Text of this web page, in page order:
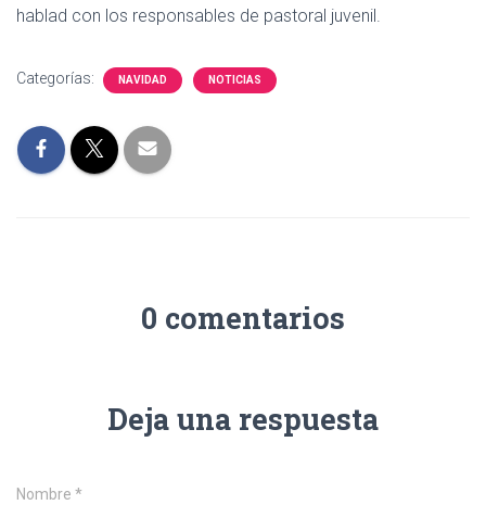
hablad con los responsables de pastoral juvenil.
Categorías: NAVIDAD NOTICIAS
0 comentarios
Deja una respuesta
Nombre *